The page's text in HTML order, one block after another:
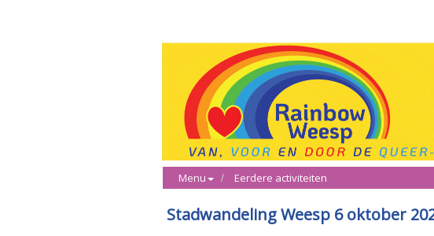
Menu Eerdere activiteiten
Stadwandeling Weesp 6 oktober